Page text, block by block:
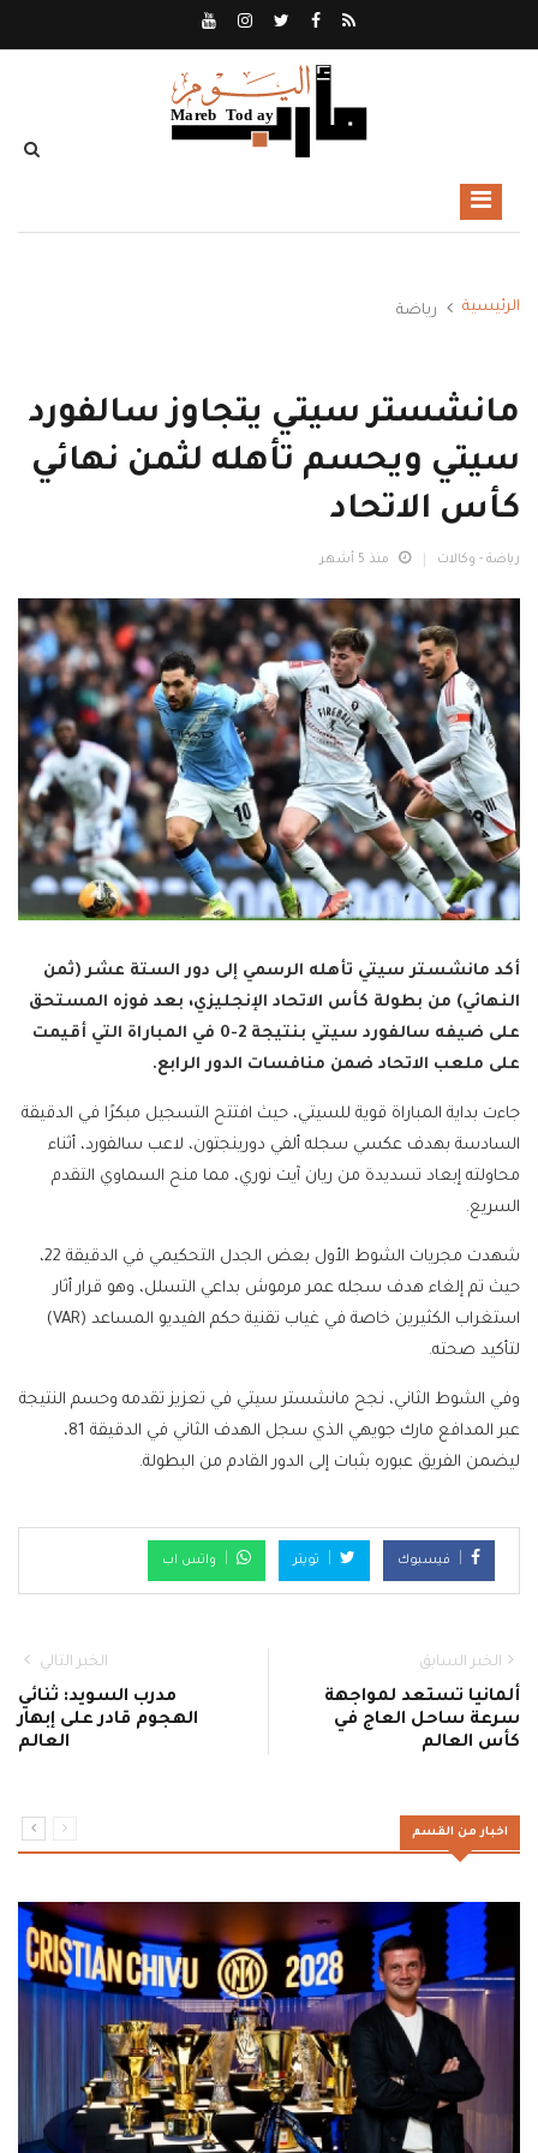
الرئيسية رياضة
مانشستر سيتي يتجاوز سالفورد
سيتي ويحسم تأهله لثمن نهائي
كأس الاتحاد
رياضة - وكالات منذ 5 أشهر
أكد مانشستر سيتي تأهله الرسمي إلى دور الستة عشر (ثمن
النهائي) من بطولة كأس الاتحاد الإنجليزي، بعد فوزه المستحق
على ضيفه سالفورد سيتي بنتيجة 2-0 في المباراة التي أقيمت
على ملعب الاتحاد ضمن منافسات الدور الرابع.
جاءت بداية المباراة قوية للسيتي، حيث افتتح التسجيل مبكرًا في الدقيقة
السادسة بهدف عكسي سجله ألفي دورينجتون، لاعب سالفورد، أثناء
محاولته إبعاد تسديدة من ريان آيت نوري، مما منح السماوي التقدم
السريع.
شهدت مجريات الشوط الأول بعض الجدل التحكيمي في الدقيقة 22،
حيث تم إلغاء هدف سجله عمر مرموش بداعي التسلل، وهو قرار أثار
استغراب الكثيرين خاصة في غياب تقنية حكم الفيديو المساعد (VAR)
لتأكيد صحته.
وفي الشوط الثاني، نجح مانشستر سيتي في تعزيز تقدمه وحسم النتيجة
عبر المدافع مارك جويهي الذي سجل الهدف الثاني في الدقيقة 81،
ليضمن الفريق عبوره بثبات إلى الدور القادم من البطولة.
فيسبوك تويتر واتس اب
الخبر السابق
ألمانيا تستعد لمواجهة
سرعة ساحل العاج في
كأس العالم
الخبر التالي
مدرب السويد: ثنائي
الهجوم قادر على إبهار
العالم
اخبار من القسم